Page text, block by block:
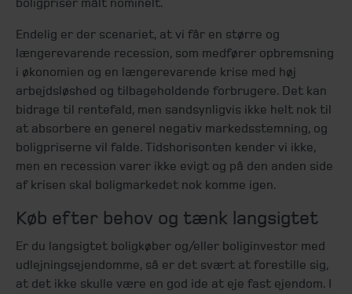
boligpriser målt nominelt.
Endelig er der scenariet, at vi får en større og
længerevarende recession, som medfører opbremsning
i økonomien og en længerevarende krise med høj
arbejdsløshed og tilbageholdende forbrugere. Det kan
bidrage til rentefald, men sandsynligvis ikke helt nok til
at absorbere en generel negativ markedsstemning, og
boligpriserne vil falde. Tidshorisonten kender vi ikke,
men en recession varer ikke evigt og på den anden side
af krisen skal boligmarkedet nok komme igen.
Køb efter behov og tænk langsigtet
Er du langsigtet boligkøber og/eller boliginvestor med
udlejningsejendomme, så er det svært at forestille sig,
at det ikke skulle være en god ide at eje fast ejendom. I